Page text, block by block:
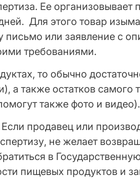
Ее организовывает
Для этого товар
письмо или заявление с
требованиями.
то обычно
а также остатков самого
также фото и видео).
Если продавец или
не желает
в
пищевых продуктов и